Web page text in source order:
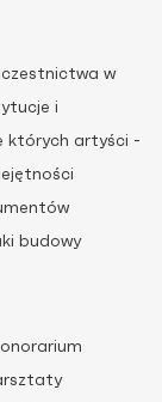
w
i
których artyści -
budowy